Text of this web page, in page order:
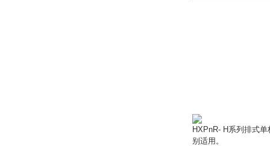
HXPnR- H系列排式
别适用。